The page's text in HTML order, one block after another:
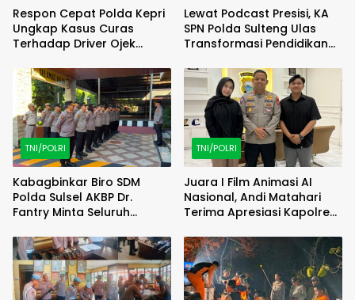
Respon Cepat Polda Kepri
Ungkap Kasus Curas
Terhadap Driver Ojek
Berhasil Diamankan
Lewat Podcast Presisi, KA
SPN Polda Sulteng Ulas
Transformasi Pendidikan
TNI/POLRI
Kabagbinkar Biro SDM
Polda Sulsel AKBP Dr.
Fantry Minta Seluruh
Debu
TNI/POLRI
Juara I Film Animasi AI
Nasional, Andi Matahari
Terima Apresiasi Kapolres